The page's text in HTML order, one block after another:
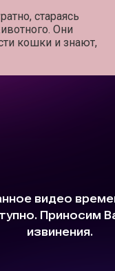
стараясь
Они
кошки и знают,